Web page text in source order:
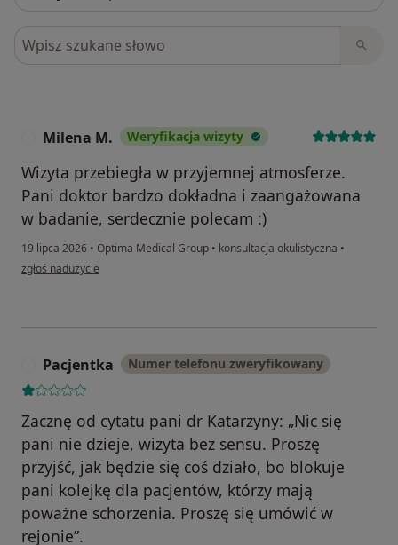
Szukaj w opiniach
Milena M. Weryfikacja wizyty
Wizyta przebiegła w przyjemnej atmosferze.
Pani doktor bardzo dokładna i zaangażowana
w badanie, serdecznie polecam :)
19 lipca 2026 • Optima Medical Group • konsultacja okulistyczna •
w opinii użytkownika Milena M.
zgłoś nadużycie
Pacjentka Numer telefonu zweryfikowany
Zacznę od cytatu pani dr Katarzyny: „Nic się
pani nie dzieje, wizyta bez sensu. Proszę
przyjść, jak będzie się coś działo, bo blokuje
pani kolejkę dla pacjentów, którzy mają
poważne schorzenia. Proszę się umówić w
rejonie”.